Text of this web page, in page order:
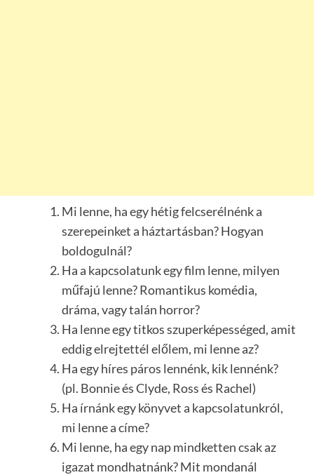
Mi lenne, ha egy hétig felcserélnénk a
szerepeinket a háztartásban? Hogyan
boldogulnál?
Ha a kapcsolatunk egy film lenne, milyen
műfajú lenne? Romantikus komédia,
dráma, vagy talán horror?
Ha lenne egy titkos szuperképességed, amit
eddig elrejtettél előlem, mi lenne az?
Ha egy híres páros lennénk, kik lennénk?
(pl. Bonnie és Clyde, Ross és Rachel)
Ha írnánk egy könyvet a kapcsolatunkról,
mi lenne a címe?
Mi lenne, ha egy nap mindketten csak az
igazat mondhatnánk? Mit mondanál